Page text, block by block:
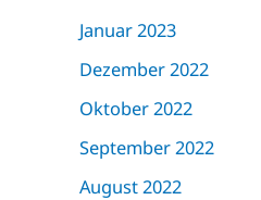
Januar 2023
Dezember 2022
Oktober 2022
September 2022
August 2022